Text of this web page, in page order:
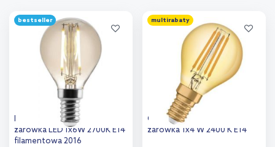
bestseller
Rabalux Filament-LED
żarówka LED 1x6W 2700K E14
filamentowa 2016
multirabaty
Osram Vintage 1906 LED
żarówka 1x4 W 2400 K E14